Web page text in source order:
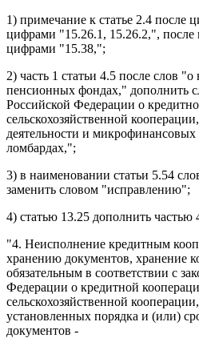
1) примечание к статье 2.4 после
цифрами "15.26.1, 15.26.2,",
цифрами "15.38,";
2) часть 1 статьи 4.5 после слов "о
пенсионных фондах," дополнить
Российской Федерации о
сельскохозяйственной
деятельности и микрофинансовых
ломбардах,";
3) в наименовании статьи 5.54
заменить словом "исправлению";
4) статью 13.25 дополнить частью
"4. Неисполнение кредитным
хранению документов, хранение
обязательным в соответствии с
Федерации о кредитной
сельскохозяйственной
установленных порядка и (или)
документов -